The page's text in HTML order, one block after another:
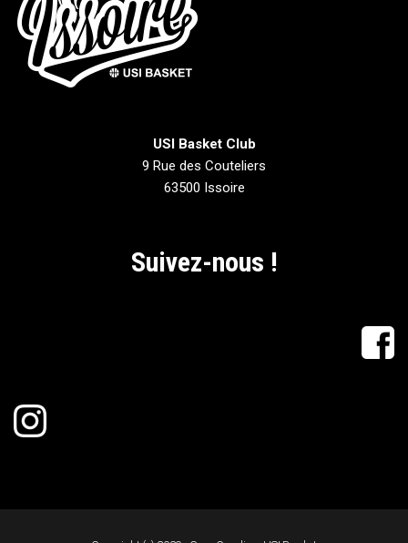
USI Basket Club
9 Rue des Couteliers
63500 Issoire
Suivez-nous !